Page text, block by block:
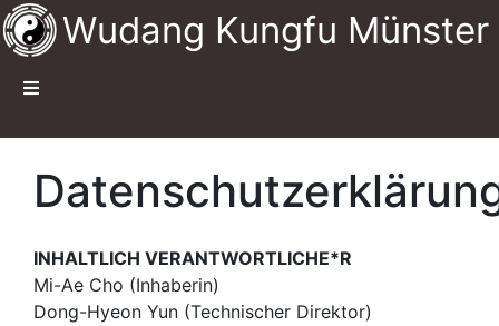
Wudang Kungfu Münster
INHALTLICH VERANTWORTLICHE*R
Mi-Ae Cho (Inhaberin)
Dong-Hyeon Yun (Technischer Direktor)